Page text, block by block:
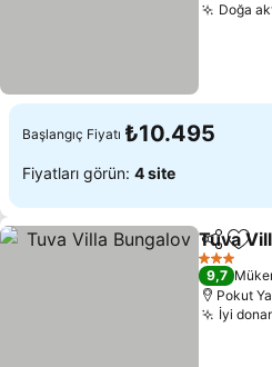
Doğa
Başlangıç Fiyatı ₺10.495
Fiyatları görün: 4 site
Paylaş
Tuva
3 Yıldız
9,7
Pokut
İyi